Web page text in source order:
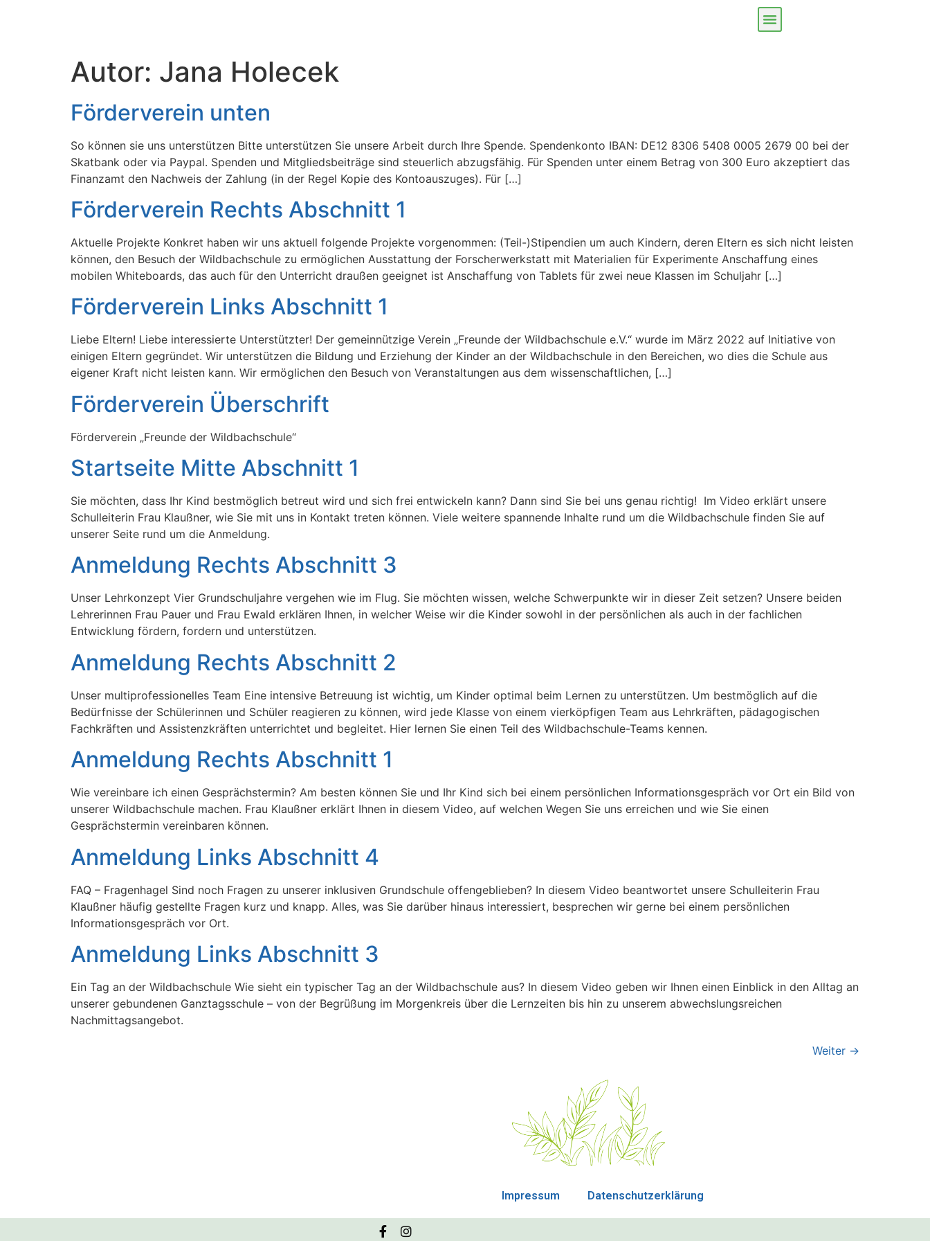
Autor: Jana Holecek
Förderverein unten
So können sie uns unterstützen Bitte unterstützen Sie unsere Arbeit durch Ihre Spende. Spendenkonto IBAN: DE12 8306 5408 0005 2679 00 bei der
Skatbank oder via Paypal. Spenden und Mitgliedsbeiträge sind steuerlich abzugsfähig. Für Spenden unter einem Betrag von 300 Euro akzeptiert das
Finanzamt den Nachweis der Zahlung (in der Regel Kopie des Kontoauszuges). Für […]
Förderverein Rechts Abschnitt 1
Aktuelle Projekte Konkret haben wir uns aktuell folgende Projekte vorgenommen: (Teil-)Stipendien um auch Kindern, deren Eltern es sich nicht leisten
können, den Besuch der Wildbachschule zu ermöglichen Ausstattung der Forscherwerkstatt mit Materialien für Experimente Anschaffung eines
mobilen Whiteboards, das auch für den Unterricht draußen geeignet ist Anschaffung von Tablets für zwei neue Klassen im Schuljahr […]
Förderverein Links Abschnitt 1
Liebe Eltern! Liebe interessierte Unterstützter! Der gemeinnützige Verein „Freunde der Wildbachschule e.V.“ wurde im März 2022 auf Initiative von
einigen Eltern gegründet. Wir unterstützen die Bildung und Erziehung der Kinder an der Wildbachschule in den Bereichen, wo dies die Schule aus
eigener Kraft nicht leisten kann. Wir ermöglichen den Besuch von Veranstaltungen aus dem wissenschaftlichen, […]
Förderverein Überschrift
Förderverein „Freunde der Wildbachschule“
Startseite Mitte Abschnitt 1
Sie möchten, dass Ihr Kind bestmöglich betreut wird und sich frei entwickeln kann? Dann sind Sie bei uns genau richtig! Im Video erklärt unsere
Schulleiterin Frau Klaußner, wie Sie mit uns in Kontakt treten können. Viele weitere spannende Inhalte rund um die Wildbachschule finden Sie auf
unserer Seite rund um die Anmeldung.
Anmeldung Rechts Abschnitt 3
Unser Lehrkonzept Vier Grundschuljahre vergehen wie im Flug. Sie möchten wissen, welche Schwerpunkte wir in dieser Zeit setzen? Unsere beiden
Lehrerinnen Frau Pauer und Frau Ewald erklären Ihnen, in welcher Weise wir die Kinder sowohl in der persönlichen als auch in der fachlichen
Entwicklung fördern, fordern und unterstützen.
Anmeldung Rechts Abschnitt 2
Unser multiprofessionelles Team Eine intensive Betreuung ist wichtig, um Kinder optimal beim Lernen zu unterstützen. Um bestmöglich auf die
Bedürfnisse der Schülerinnen und Schüler reagieren zu können, wird jede Klasse von einem vierköpfigen Team aus Lehrkräften, pädagogischen
Fachkräften und Assistenzkräften unterrichtet und begleitet. Hier lernen Sie einen Teil des Wildbachschule-Teams kennen.
Anmeldung Rechts Abschnitt 1
Wie vereinbare ich einen Gesprächstermin? Am besten können Sie und Ihr Kind sich bei einem persönlichen Informationsgespräch vor Ort ein Bild von
unserer Wildbachschule machen. Frau Klaußner erklärt Ihnen in diesem Video, auf welchen Wegen Sie uns erreichen und wie Sie einen
Gesprächstermin vereinbaren können.
Anmeldung Links Abschnitt 4
FAQ – Fragenhagel Sind noch Fragen zu unserer inklusiven Grundschule offengeblieben? In diesem Video beantwortet unsere Schulleiterin Frau
Klaußner häufig gestellte Fragen kurz und knapp. Alles, was Sie darüber hinaus interessiert, besprechen wir gerne bei einem persönlichen
Informationsgespräch vor Ort.
Anmeldung Links Abschnitt 3
Ein Tag an der Wildbachschule Wie sieht ein typischer Tag an der Wildbachschule aus? In diesem Video geben wir Ihnen einen Einblick in den Alltag an
unserer gebundenen Ganztagsschule – von der Begrüßung im Morgenkreis über die Lernzeiten bis hin zu unserem abwechslungsreichen
Nachmittagsangebot.
Weiter →
Impressum Datenschutzerklärung